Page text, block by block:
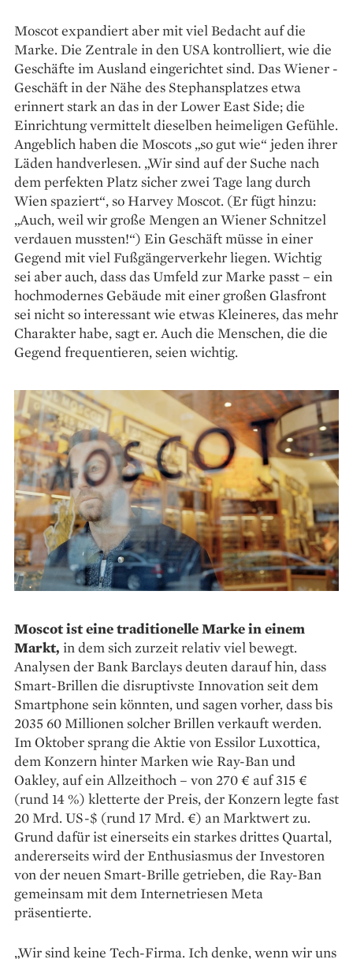
Moscot expandiert aber mit viel Bedacht auf die
Marke. Die Zentrale in den USA kontrolliert, wie die
Geschäfte im Ausland eingerichtet sind. Das Wiener ­
Geschäft in der Nähe des Stephansplatzes etwa
erinnert stark an das in der Lower East Side; die
Einrichtung vermittelt dieselben heimeligen Gefühle.
Angeblich ­haben die Moscots „so gut wie“ jeden ihrer
Läden handverlesen. „Wir sind auf der Suche nach
dem perfekten Platz sicher zwei Tage lang durch
Wien spaziert“, so Harvey Moscot. (Er fügt hinzu:
„Auch, weil wir große Mengen an Wiener Schnitzel
verdauen mussten!“) Ein Geschäft müsse in einer
Gegend mit viel Fußgängerverkehr liegen. Wichtig
sei aber auch, dass das Umfeld zur Marke passt – ein
hochmodernes Gebäude mit einer großen Glasfront
sei nicht so interessant wie etwas Kleineres, das mehr
Charakter habe, sagt er. Auch die Menschen, die die
Gegend frequentieren, seien wichtig.
Moscot ist eine traditionelle Marke in einem
Markt, in dem sich zurzeit relativ viel bewegt.
Analysen der Bank Barclays deuten darauf hin, dass
Smart-Brillen die disruptivste Innovation seit dem
Smartphone sein könnten, und sagen vorher, dass bis
2035 60 Millionen solcher Brillen verkauft werden.
Im Oktober sprang die Aktie von Essilor Luxottica,
dem Konzern hinter Marken wie Ray-Ban und
Oakley, auf ein Allzeithoch – von 270 € auf 315 €
(rund 14 %) kletterte der Preis, der Konzern legte fast
20 Mrd. US-$ (rund 17 Mrd. €) an Marktwert zu.
Grund dafür ist einerseits ein starkes drittes Quartal,
andererseits wird der Enthusiasmus der Investoren
von der neuen Smart-Brille getrieben, die Ray-Ban
gemeinsam mit dem Internetriesen Meta
präsentierte.
„Wir sind keine Tech-Firma. Ich denke, wenn wir uns